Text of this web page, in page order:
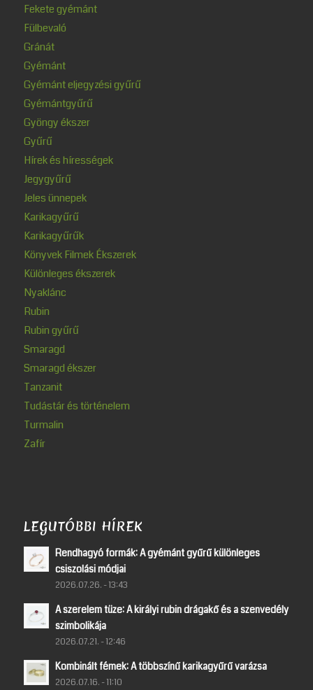
Fekete gyémánt
Fülbevaló
Gránát
Gyémánt
Gyémánt eljegyzési gyűrű
Gyémántgyűrű
Gyöngy ékszer
Gyűrű
Hírek és hírességek
Jegygyűrű
Jeles ünnepek
Karikagyűrű
Karikagyűrűk
Könyvek Filmek Ékszerek
Különleges ékszerek
Nyaklánc
Rubin
Rubin gyűrű
Smaragd
Smaragd ékszer
Tanzanit
Tudástár és történelem
Turmalin
Zafír
LEGUTÓBBI HÍREK
Rendhagyó formák: A gyémánt gyűrű különleges
csiszolási módjai
2026.07.26. - 13:43
A szerelem tüze: A királyi rubin drágakő és a szenvedély
szimbolikája
2026.07.21. - 12:46
Kombinált fémek: A többszínű karikagyűrű varázsa
2026.07.16. - 11:10